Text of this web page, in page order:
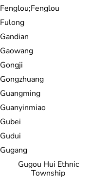
Fenglou;Fenglou
Fulong
Gandian
Gaowang
Gongji
Gongzhuang
Guangming
Guanyinmiao
Gubei
Gudui
Gugang
Gugou Hui Ethnic
Township